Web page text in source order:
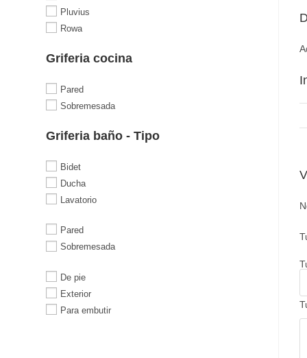
Pluvius
Rowa
Griferia cocina
Pared
Sobremesada
Griferia baño - Tipo
Bidet
Ducha
Lavatorio
Pared
Sobremesada
De pie
Exterior
Para embutir